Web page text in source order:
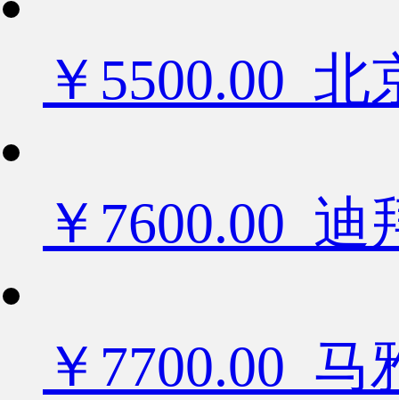
￥5500.00
￥7600.00
￥7700.00 马